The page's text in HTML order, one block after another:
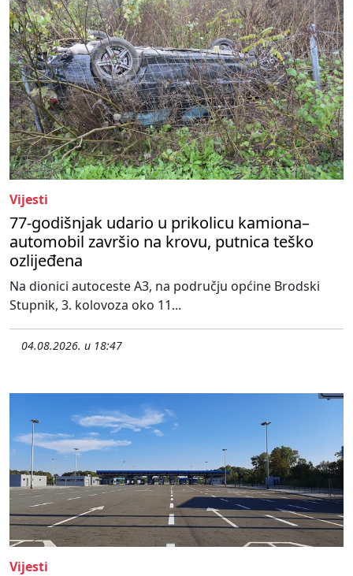
Vijesti
77-godišnjak udario u prikolicu kamiona–
automobil završio na krovu, putnica teško
ozlijeđena
Na dionici autoceste A3, na području općine Brodski
Stupnik, 3. kolovoza oko 11...
04.08.2026. u 18:47
Vijesti